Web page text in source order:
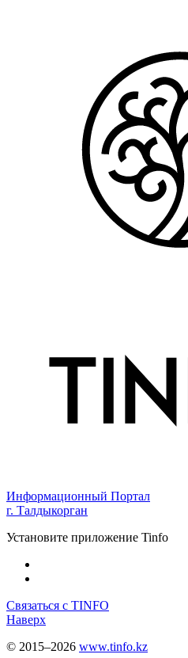
Информационный Портал
г. Талдыкорган
Установите приложение Tinfo
Связаться с TINFO
Наверх
© 2015–2026 www.tinfo.kz